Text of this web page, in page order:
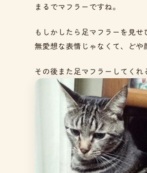
まるでマフラーですね。
もしかしたら足マフラーを見せ
無愛想な表情じゃなくて、どや
その後また足マフラーしてくれ